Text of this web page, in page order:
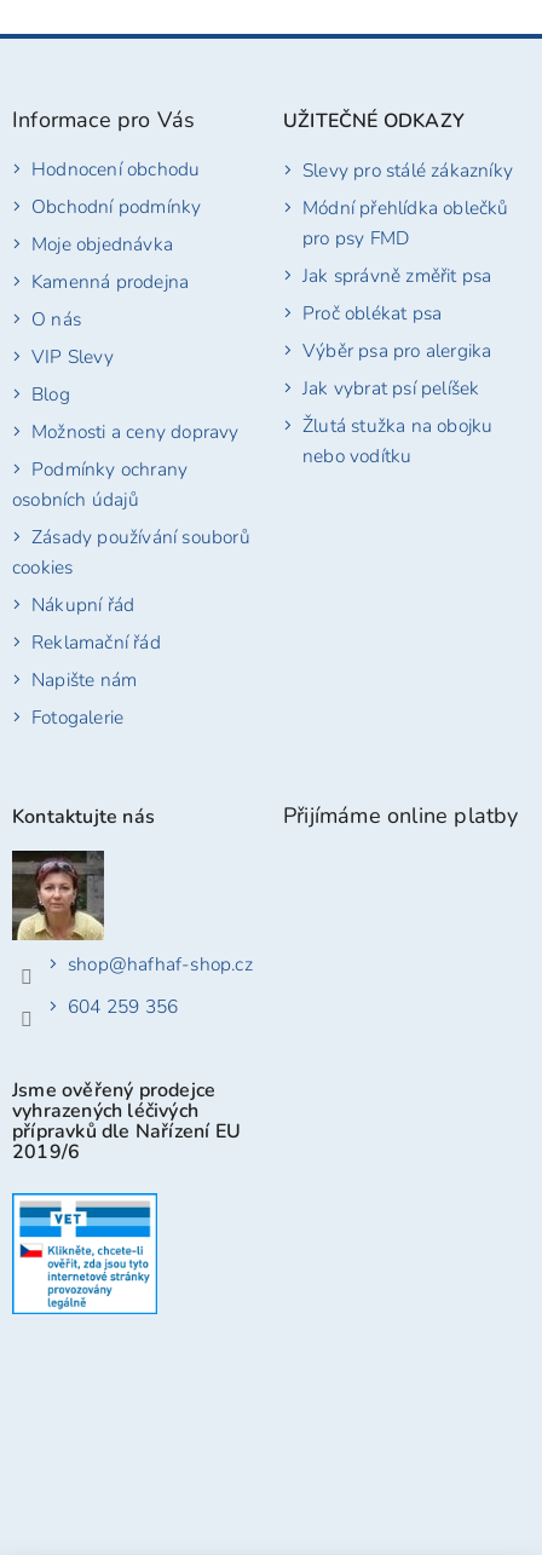
Z
Informace pro Vás
Hodnocení obchodu
Obchodní podmínky
Moje objednávka
Kamenná prodejna
O nás
VIP Slevy
Blog
Možnosti a ceny dopravy
Podmínky ochrany
osobních údajů
Zásady používání souborů
cookies
Nákupní řád
Reklamační řád
Napište nám
Fotogalerie
UŽITEČNÉ ODKAZY
Slevy pro stálé zákazníky
Módní přehlídka oblečků
pro psy FMD
Jak správně změřit psa
Proč oblékat psa
Výběr psa pro alergika
Jak vybrat psí pelíšek
Žlutá stužka na obojku
nebo vodítku
Kontaktujte nás
shop@hafhaf-shop.cz
604 259 356
Jsme ověřený prodejce
vyhrazených léčivých
přípravků dle Nařízení EU
2019/6
Přijímáme online platby